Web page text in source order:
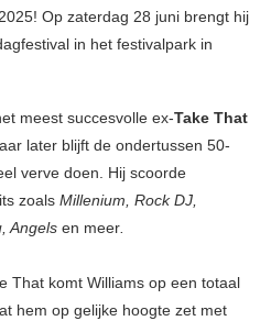
Op zaterdag 28 juni brengt hij
in het festivalpark in
meest succesvolle ex-Take That
later blijft de ondertussen 50-
verve doen. Hij scoorde
zoals Millenium, Rock DJ,
Angels en meer.
That komt Williams op een totaal
hem op gelijke hoogte zet met